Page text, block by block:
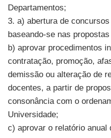
Departamentos;
3. a) abertura de
baseando-se nas
b) aprovar procedimentos
contratação, promoção,
demissão ou alteração de
docentes, a partir de
consonância com o
Universidade;
c) aprovar o relatório anual